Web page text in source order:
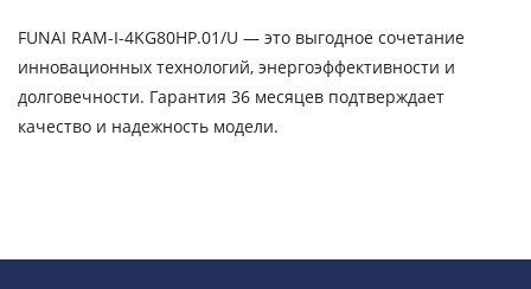
FUNAI RAM-I-4KG80HP.01/U — это выгодное сочетание
инновационных технологий, энергоэффективности и
долговечности. Гарантия 36 месяцев подтверждает
качество и надежность модели.